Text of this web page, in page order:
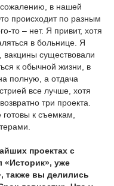
сожалению, в нашей
происходит по разным
то – нет. Я привит, хотя
в больнице. Я
вакцины существовали
к обычной жизни, в
полную, а отдача
все лучше, хотя
три проекта.
к съемкам,
проектах с
уже
также вы делились